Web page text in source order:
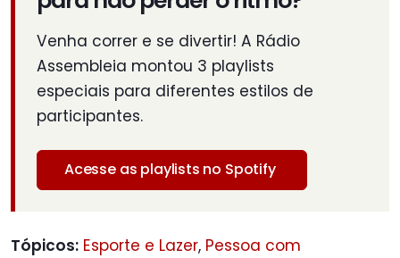
Venha correr e se divertir! A Rádio
Assembleia montou 3 playlists
especiais para diferentes estilos de
participantes.
Acesse as playlists no Spotify
Tópicos: Esporte e Lazer, Pessoa com